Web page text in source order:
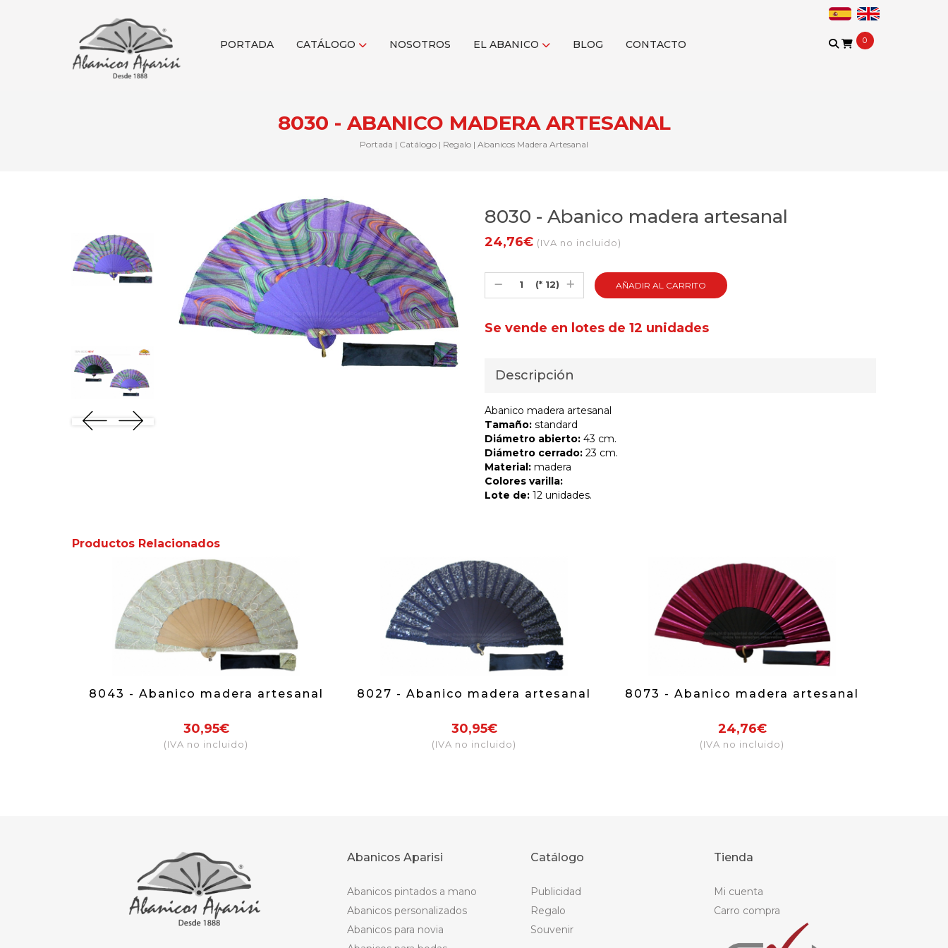
PORTADA CATÁLOGO NOSOTROS EL ABANICO BLOG CONTACTO 0
8030 - ABANICO MADERA ARTESANAL
Portada | Catálogo | Regalo | Abanicos Madera Artesanal
8030 - Abanico madera artesanal
24,76€ (IVA no incluido)
(* 12)
Se vende en lotes de 12 unidades
Descripción
Abanico madera artesanal
Tamaño: standard
Diámetro abierto: 43 cm.
Diámetro cerrado: 23 cm.
Material: madera
Colores varilla:
Lote de: 12 unidades.
Productos Relacionados
8043 - Abanico madera artesanal
30,95€
(IVA no incluido)
8027 - Abanico madera artesanal
30,95€
(IVA no incluido)
8073 - Abanico madera artesanal
24,76€
(IVA no incluido)
Abanicos Aparisi
Abanicos pintados a mano
Abanicos personalizados
Abanicos para novia
Catálogo
Publicidad
Regalo
Souvenir
Tienda
Mi cuenta
Carro compra